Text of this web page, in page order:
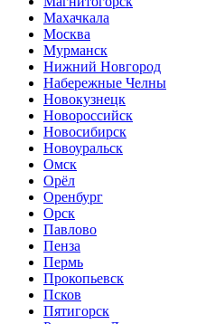
Махачкала
Москва
Мурманск
Нижний Новгород
Набережные Челны
Новокузнецк
Новороссийск
Новосибирск
Новоуральск
Омск
Орёл
Оренбург
Орск
Павлово
Пенза
Пермь
Прокопьевск
Псков
Пятигорск